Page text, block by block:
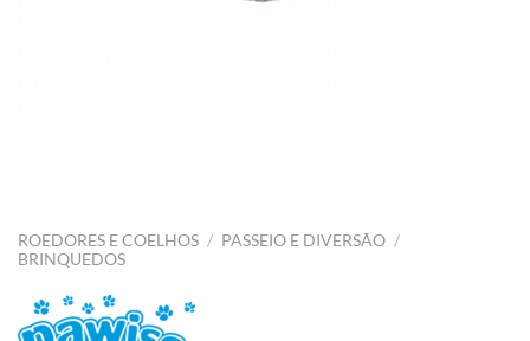
ROEDORES E COELHOS / PASSEIO E DIVERSÃO /
BRINQUEDOS